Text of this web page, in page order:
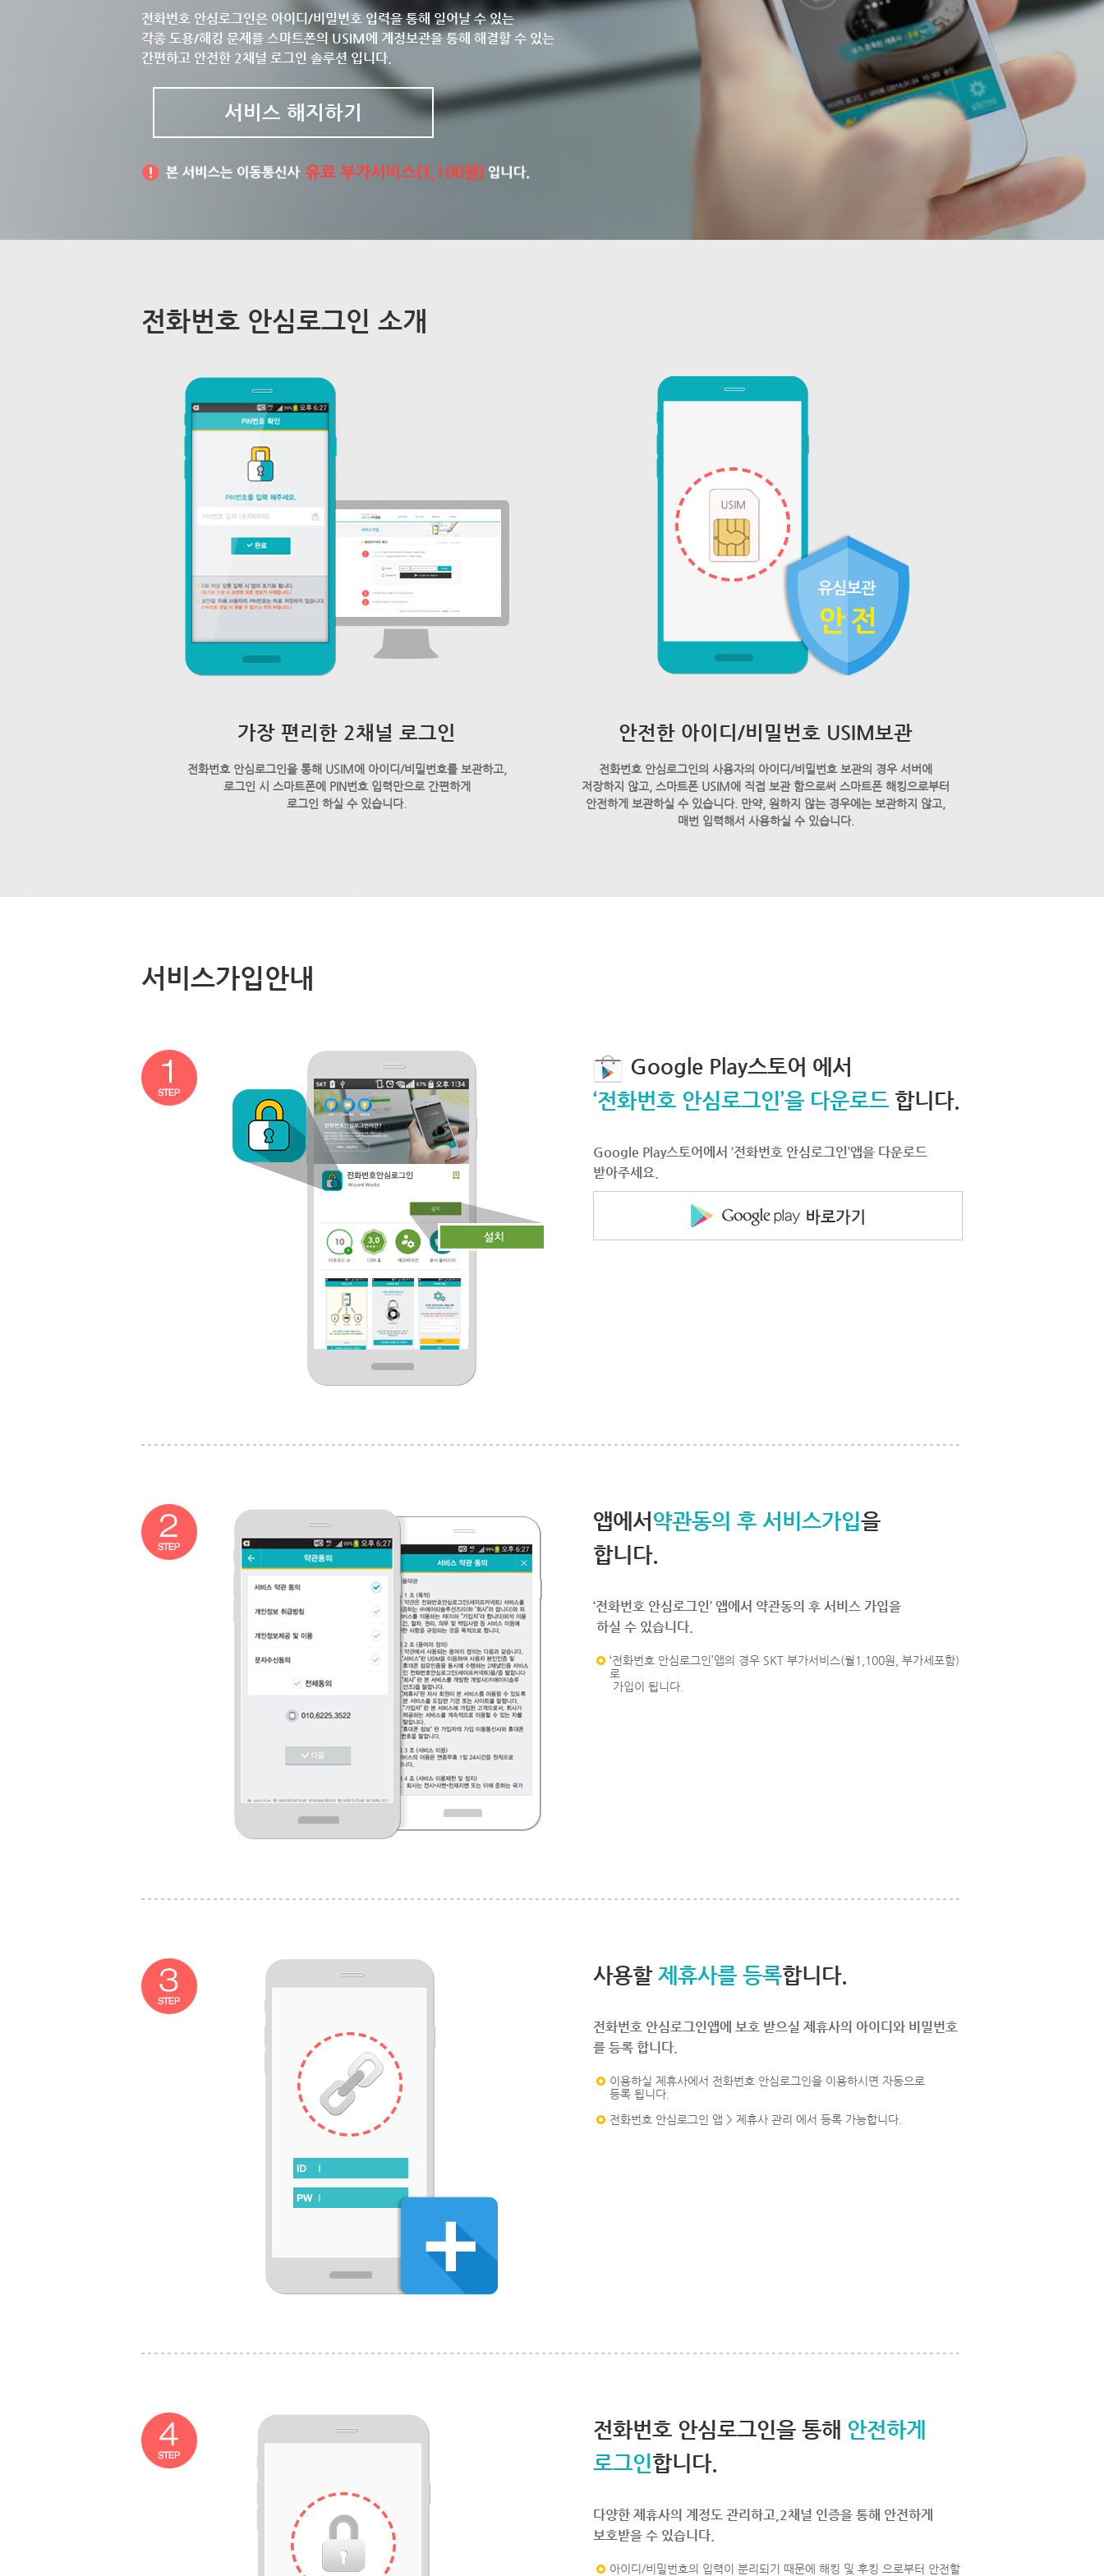
전화번호 안심로그인은 아이디/비밀번호 입력을 통해 일어날 수 있는
각종 도용/해킹 문제를 스마트폰의 USIM에 계정보관을 통해 해결할 수 있는
간편하고 안전한 2채널 로그인 솔루션 입니다.
서비스 해지하기
전화번호 안심로그인 소개
가장 편리한 2채널 로그인
전화번호 안심로그인을 통해 USIM에 아이디/비밀번호를 보관하고,
로그인 시 스마트폰에 PIN번호 입력만으로 간편하게
로그인 하실 수 있습니다.
안전한 아이디/비밀번호 USIM보관
전화번호 안심로그인의 사용자의 아이디/비밀번호 보관의 경우 서버에
저장하지 않고, 스마트폰 USIM에 직접 보관 함으로써 스마트폰 해킹으로부터
안전하게 보관하실 수 있습니다. 만약, 원하지 않는 경우에는 보관하지 않고,
매번 입력해서 사용하실 수 있습니다.
서비스가입안내
Google Play스토어 에서
‘전화번호 안심로그인’을 다운로드 합니다.
Google Play스토어에서 ‘전화번호 안심로그인’앱을 다운로드
받아주세요.
앱에서 약관동의 후 서비스가입을
합니다.
‘전화번호 안심로그인’ 앱에서 약관동의 후 서비스 가입을
하실 수 있습니다.
‘전화번호 안심로그인’앱의 경우 SKT 부가서비스(월1,100원, 부가세포함)
로
가입이 됩니다.
사용할 제휴사를 등록합니다.
전화번호 안심로그인앱에 보호 받으실 제휴사의 아이디와 비밀번호
를 등록 합니다.
이용하실 제휴사에서 전화번호 안심로그인을 이용하시면 자동으로
등록 됩니다.
전화번호 안심로그인 앱 > 제휴사 관리 에서 등록 가능합니다.
전화번호 안심로그인을 통해 안전하게
로그인합니다.
다양한 제휴사의 계정도 관리하고,2채널 인증을 통해 안전하게
보호받을 수 있습니다.
아이디/비밀번호의 입력이 분리되기 때문에 해킹 및 후킹 으로부터 안전할